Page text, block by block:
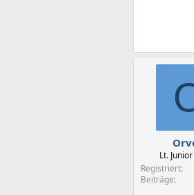
Lt.
Registriert
Beiträge